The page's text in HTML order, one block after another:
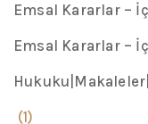
Emsal Kararlar –
Emsal Kararlar –
(1)